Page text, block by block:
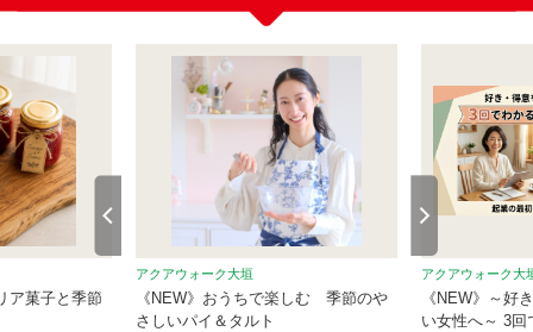
ア菓子と季節
アクアウォーク大垣
《NEW》おうちで楽しむ 季節のや
さしいパイ＆タルト
アクアウォーク大
《NEW》～好
い女性へ～ 3回